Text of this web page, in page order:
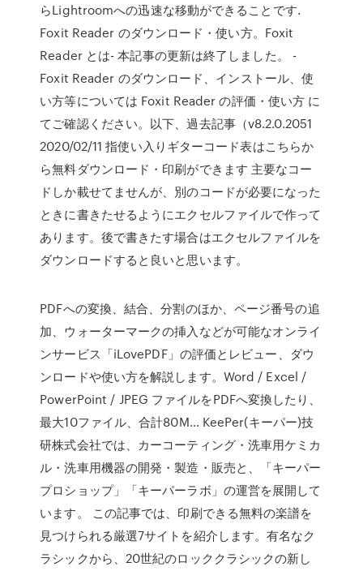
らLightroomへの迅速な移動ができることです.
Foxit Reader のダウンロード・使い方。Foxit
Reader とは- 本記事の更新は終了しました。 -
Foxit Reader のダウンロード、インストール、使
い方等については Foxit Reader の評価・使い方 に
てご確認ください。以下、過去記事（v8.2.0.2051
2020/02/11 指使い入りギターコード表はこちらか
ら無料ダウンロード・印刷ができます 主要なコー
ドしか載せてませんが、別のコードが必要になった
ときに書きたせるようにエクセルファイルで作って
あります。後で書きたす場合はエクセルファイルを
ダウンロードすると良いと思います。
PDFへの変換、結合、分割のほか、ページ番号の追
加、ウォーターマークの挿入などが可能なオンライ
ンサービス「iLovePDF」の評価とレビュー、ダウ
ンロードや使い方を解説します。Word / Excel /
PowerPoint / JPEG ファイルをPDFへ変換したり、
最大10ファイル、合計80M… KeePer(キーパー)技
研株式会社では、カーコーティング・洗車用ケミカ
ル・洗車用機器の開発・製造・販売と、「キーパー
プロショップ」「キーパーラボ」の運営を展開して
います。 この記事では、印刷できる無料の楽譜を
見つけられる厳選7サイトを紹介します。有名なク
ラシックから、20世紀のロッククラシックの新し